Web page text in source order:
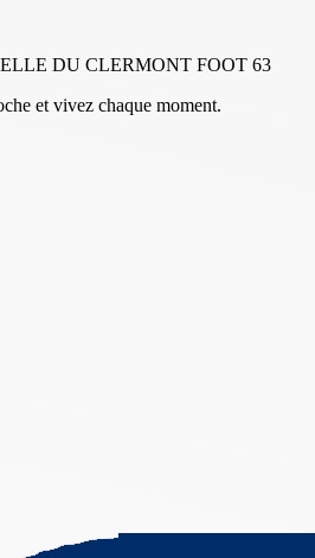
DU CLERMONT FOOT 63
et vivez chaque moment.